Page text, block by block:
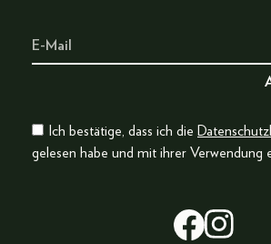
Ich bestätige, dass ich die
gelesen habe und mit ihrer Verwendung